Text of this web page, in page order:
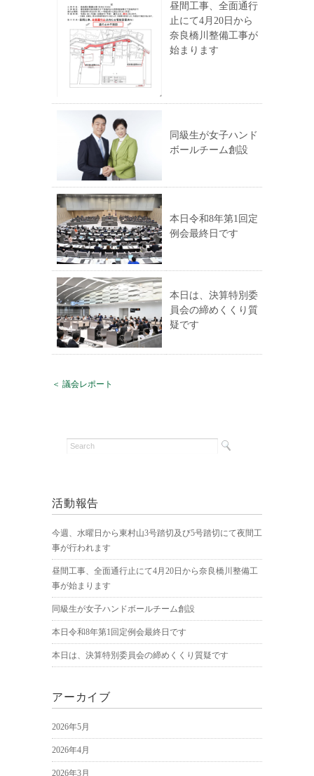
昼間工事、全面通行
止にて4月20日から
奈良橋川整備工事が
始まります
同級生が女子ハンド
ボールチーム創設
本日令和8年第1回定
例会最終日です
本日は、決算特別委
員会の締めくくり質
疑です
＜ 議会レポート
活動報告
今週、水曜日から東村山3号踏切及び5号踏切にて夜間工
事が行われます
昼間工事、全面通行止にて4月20日から奈良橋川整備工
事が始まります
同級生が女子ハンドボールチーム創設
本日令和8年第1回定例会最終日です
本日は、決算特別委員会の締めくくり質疑です
アーカイブ
2026年5月
2026年4月
2026年3月